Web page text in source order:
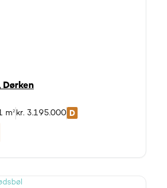
Dørken
m² kr. 3.195.000